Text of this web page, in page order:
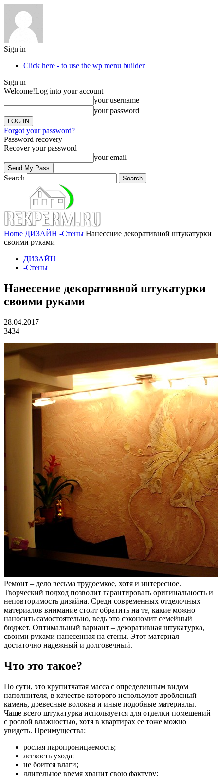
Sign in
Click here - to use the wp menu builder
Sign in
Welcome!Log into your account
your username
your password
Forgot your password?
Password recovery
Recover your password
your email
Search
Home ДИЗАЙН -Стены Нанесение декоративной штукатурки
своими руками
ДИЗАЙН
-Стены
Нанесение декоративной штукатурки
своими руками
28.04.2017
3434
Ремонт – дело весьма трудоемкое, хотя и интересное.
Творческий подход позволит гарантировать оригинальность и
неповторимость дизайна. Среди современных отделочных
материалов внимание стоит обратить на те, какие можно
наносить самостоятельно, ведь это сэкономит семейный
бюджет. Оптимальный вариант – декоративная штукатурка,
своими руками нанесенная на стены. Этот материал
достаточно надежный и долговечный.
Что это такое?
По сути, это крупитчатая масса с определенным видом
наполнителя, в качестве которого используют дробленый
камень, древесные волокна и иные подобные материалы.
Чаще всего штукатурка используется для отделки помещений
с рослой влажностью, хотя в квартирах ее тоже можно
увидеть. Преимущества:
рослая паропроницаемость;
легкость ухода;
не боится влаги;
длительное время хранит свою фактуру;